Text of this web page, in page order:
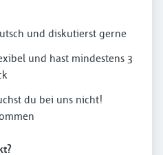
und diskutierst gerne
und hast mindestens 3
du bei uns nicht!